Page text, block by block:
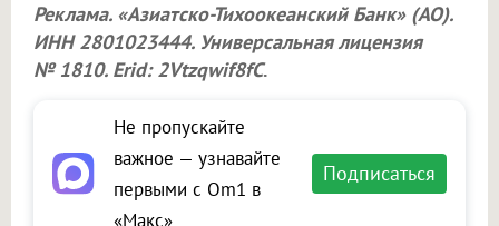
Реклама. «Азиатско-Тихоокеанский Банк» (АО).
ИНН 2801023444. Универсальная лицензия
№ 1810. Erid: 2Vtzqwif8fC.
Не пропускайте
важное — узнавайте
первыми с Om1 в
«Макс»
Подписаться